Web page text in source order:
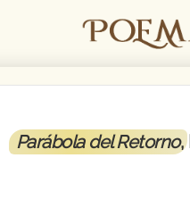
Parábola del Retorno,